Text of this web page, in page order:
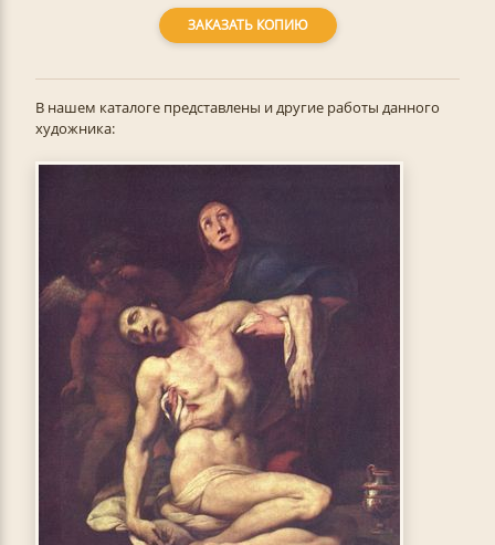
ЗАКАЗАТЬ КОПИЮ
В нашем каталоге представлены и другие работы данного
художника: